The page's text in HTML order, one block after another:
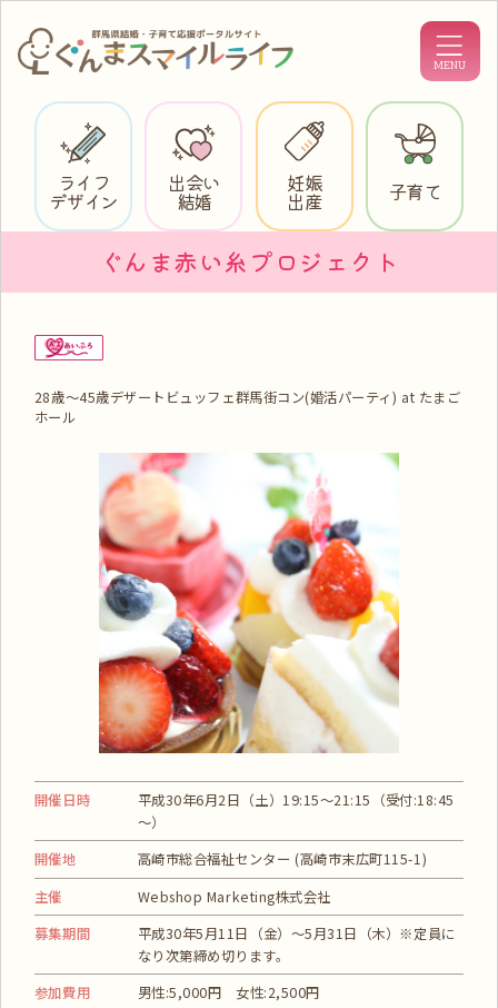
ライフ
デザイン
出会い
結婚
妊娠
出産 子育て
ぐんま赤い糸プロジェクト
28歳～45歳デザートビュッフェ群馬街コン(婚活パーティ) at たまご
ホール
開催日時
平成30年6月2日（土）19:15～21:15（受付:18:45
～）
開催地
高崎市総合福祉センター (高崎市末広町115-1)
主催
Webshop Marketing株式会社
募集期間
平成30年5月11日（金）～5月31日（木）※定員に
なり次第締め切ります。
参加費用
男性:5,000円 女性:2,500円